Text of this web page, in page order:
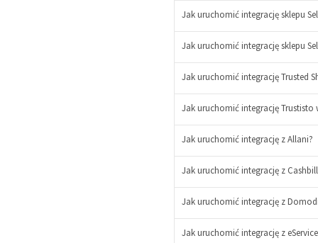
Jak uruchomić integrację sklepu
Jak uruchomić integrację sklepu
Jak uruchomić integrację Trusted
Jak uruchomić integrację Trustisto
Jak uruchomić integrację z Allani?
Jak uruchomić integrację z
Jak uruchomić integrację z
Jak uruchomić integrację z